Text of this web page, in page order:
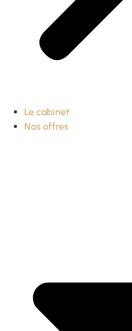
Le cabinet
Nos offres